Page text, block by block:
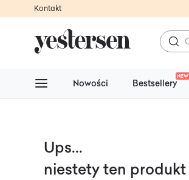
Kontakt
Nowości Bestsellery
NEW
Ups...
niestety ten produkt